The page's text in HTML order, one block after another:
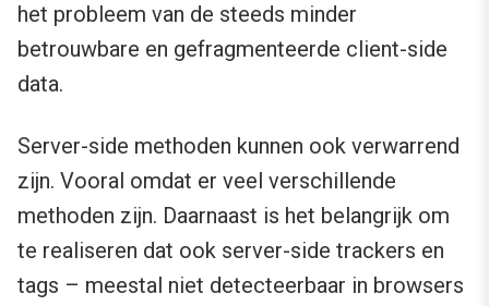
het probleem van de steeds minder
betrouwbare en gefragmenteerde client-side
data.
Server-side methoden kunnen ook verwarrend
zijn. Vooral omdat er veel verschillende
methoden zijn. Daarnaast is het belangrijk om
te realiseren dat ook server-side trackers en
tags – meestal niet detecteerbaar in browsers